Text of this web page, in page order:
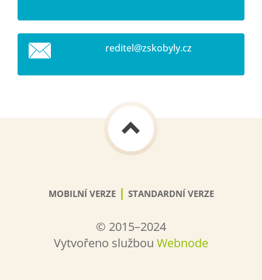
reditel@zskobyly.cz
MOBILNÍ VERZE | STANDARDNÍ VERZE
© 2015–2024
Vytvořeno službou Webnode